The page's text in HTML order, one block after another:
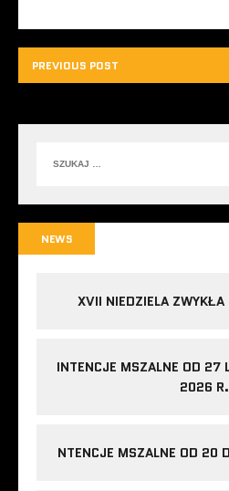
PREVIOUS POST
NEWS
XVII NIEDZIELA
INTENCJE MSZALNE OD 27
2026 R.
NTENCJE MSZALNE OD 20